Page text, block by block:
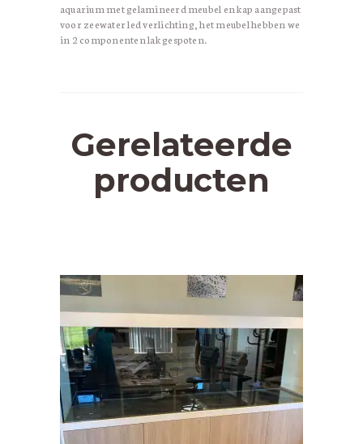
aquarium met gelamineerd meubel en kap aangepast
voor zeewater led verlichting, het meubel hebben we
in 2 componenten lak gespoten.
Gerelateerde
producten